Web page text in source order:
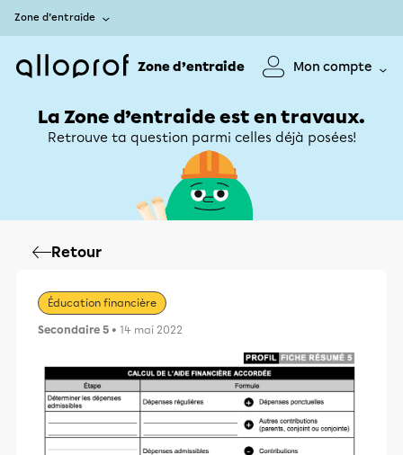
Zone d’entraide
Zone d’entraide Mon compte
La Zone d’entraide est en travaux.
Retrouve ta question parmi celles déjà posées!
Retour
Éducation financière
Secondaire 5 • 14 mai 2022